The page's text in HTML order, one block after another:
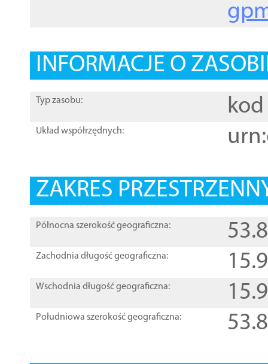
INFORMACJE O
Typ zasobu: kod
Układ współrzędnych:
ZAKRES
Północna szerokość geograficzna:
Zachodnia długość geograficzna:
Wschodnia długość geograficzna:
Południowa szerokość geograficzna: